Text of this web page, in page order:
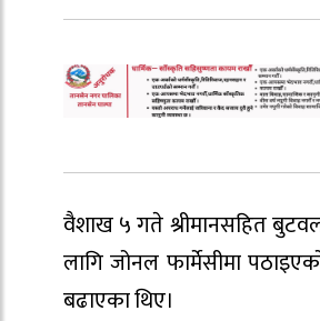
वैशाख ५ गते श्रीमानसहित
लागि जोनल फार्मेसीमा
बढाएका थिए।